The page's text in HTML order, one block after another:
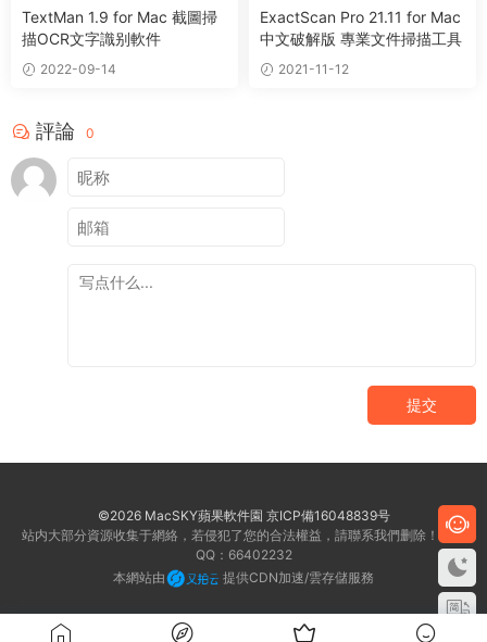
TextMan 1.9 for Mac 截圖掃
描OCR文字識别軟件
2022-09-14
ExactScan Pro 21.11 for Mac
中文破解版 專業文件掃描工具
2021-11-12
評論 0
提交
©2026 MacSKY蘋果軟件園 京ICP備16048839号
站内大部分資源收集于網絡，若侵犯了您的合法權益，請聯系我們删除！客服
QQ：66402232
本網站由
提供CDN加速/雲存儲服務